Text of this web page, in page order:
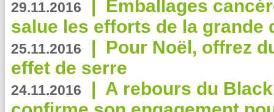
29.11.2016 | Emballages
salue les efforts de la grande
25.11.2016 | Pour Noël, offrez
effet de serre
24.11.2016 | A rebours du